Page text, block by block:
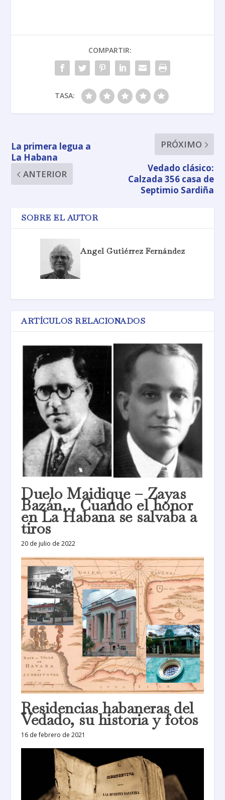
COMPARTIR:
TASA:
La primera legua a
La Habana
ANTERIOR
PRÓXIMO
Vedado clásico:
Calzada 356 casa de
Septimio Sardiña
SOBRE EL AUTOR
Angel Gutiérrez Fernández
ARTÍCULOS RELACIONADOS
Duelo Maidique – Zayas
Bazán… Cuando el honor
en La Habana se salvaba a
tiros
20 de julio de 2022
Residencias habaneras del
Vedado, su historia y fotos
16 de febrero de 2021